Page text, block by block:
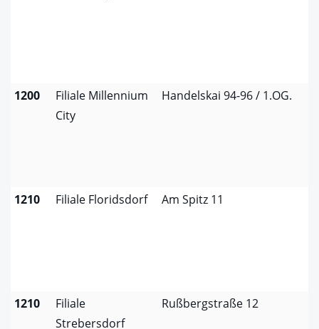
1200
Filiale Millennium
City
Handelskai 94-96 / 1.OG.
1210 Filiale Floridsdorf Am Spitz 11
1210
Filiale
Strebersdorf
Rußbergstraße 12